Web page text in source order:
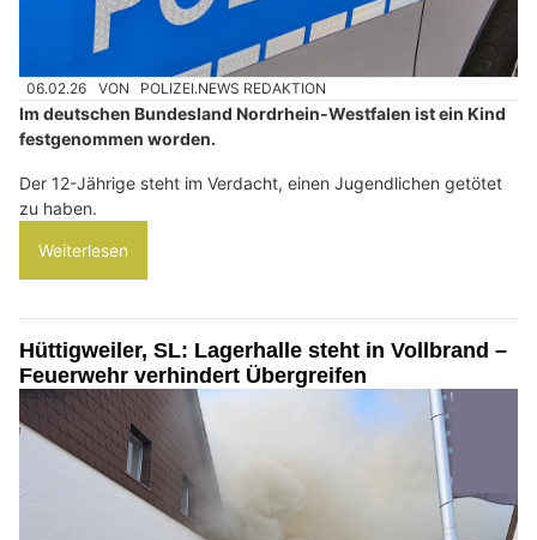
06.02.26 VON POLIZEI.NEWS REDAKTION
Im deutschen Bundesland Nordrhein-Westfalen ist ein Kind
festgenommen worden.
Der 12-Jährige steht im Verdacht, einen Jugendlichen getötet
zu haben.
Weiterlesen
Hüttigweiler, SL: Lagerhalle steht in Vollbrand –
Feuerwehr verhindert Übergreifen